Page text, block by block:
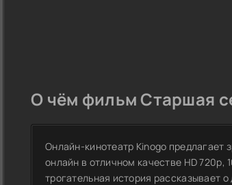
О чём фильм Старшая
Онлайн-кинотеатр Kinogo
онлайн в отличном качестве HD
трогательная история рассказывает